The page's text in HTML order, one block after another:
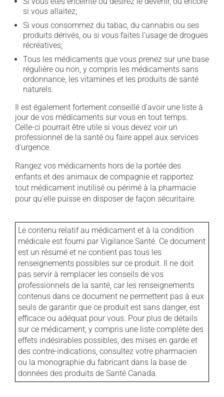
si vous allaitez;
Si vous consommez du tabac, du cannabis ou ses
produits dérivés, ou si vous faites l'usage de drogues
récréatives;
Tous les médicaments que vous prenez sur une base
régulière ou non, y compris les médicaments sans
ordonnance, les vitamines et les produits de santé
naturels.
Il est également fortement conseillé d'avoir une liste à
jour de vos médicaments sur vous en tout temps.
Celle-ci pourrait être utile si vous devez voir un
professionnel de la santé ou faire appel aux services
d'urgence.
Rangez vos médicaments hors de la portée des
enfants et des animaux de compagnie et rapportez
tout médicament inutilisé ou périmé à la pharmacie
pour qu'elle puisse en disposer de façon sécuritaire.
Le contenu relatif au médicament et à la condition
médicale est fourni par Vigilance Santé. Ce document
est un résumé et ne contient pas tous les
renseignements possibles sur ce produit. Il ne doit
pas servir à remplacer les conseils de vos
professionnels de la santé, car les renseignements
contenus dans ce document ne permettent pas à eux
seuls de garantir que ce produit est sans danger, est
efficace ou adéquat pour vous. Pour plus de détails
sur ce médicament, y compris une liste complète des
effets indésirables possibles, des mises en garde et
des contre-indications, consultez votre pharmacien
ou la monographie du fabricant dans la base de
données des produits de Santé Canada.